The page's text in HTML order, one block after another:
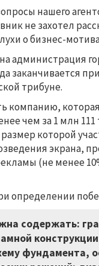
нашего
не захотел
о бизнес-
администрация
заканчивается
трибуне.
компанию,
чем за 1 млн 111
которой
экрана,
(не менее
определении
содержать:
фундамента,